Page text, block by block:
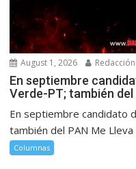
August 1, 2026 Redacción
En septiembre
Verde-PT; también del
En septiembre candidato
también del PAN Me Lleva
Columnas